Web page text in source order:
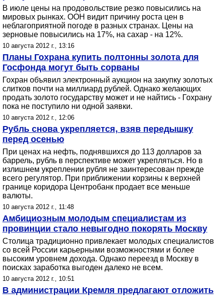
В июле цены на продовольствие резко повысились на
мировых рынках. ООН видит причину роста цен в
неблагоприятной погоде в разных странах. Цены на
зерновые повысились на 17%, на сахар - на 12%.
10 августа 2012 г., 13:16
Планы Гохрана купить полтонны золота для
Госфонда могут быть сорваны
Гохран объявил электронный аукцион на закупку золотых
слитков почти на миллиард рублей. Однако желающих
продать золото государству может и не найтись - Гохрану
пока не поступило ни одной заявки.
10 августа 2012 г., 12:06
Рубль снова укрепляется, взяв передышку
перед осенью
При ценах на нефть, поднявшихся до 113 долларов за
баррель, рубль в перспективе может укрепляться. Но в
излишнем укреплении рубля не заинтересован прежде
всего регулятор. При приближении корзины к верхней
границе коридора Центробанк продает все меньше
валюты.
10 августа 2012 г., 11:48
Амбициозным молодым специалистам из
провинции стало невыгодно покорять Москву
Столица традиционно привлекает молодых специалистов
со всей России карьерными возможностями и более
высоким уровнем дохода. Однако переезд в Москву в
поисках заработка выгоден далеко не всем.
10 августа 2012 г., 10:51
В администрации Кремля предлагают отложить